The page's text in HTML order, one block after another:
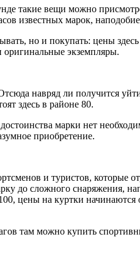
такие вещи можно
известных марок,
но и покупать: цены
оригинальные экземпляры.
навряд ли получится
здесь в районе 80.
марки нет
приобретение.
и туристов, которые
до сложного снаряжения,
цены на куртки начинаются
там можно купить